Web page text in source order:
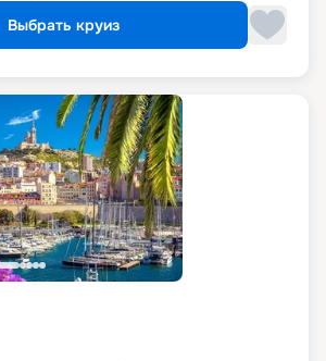
Выбрать круиз